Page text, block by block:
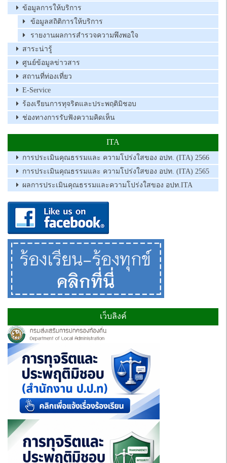
ข้อมูลการให้บริการ
ข้อมูลสถิติการให้บริการ
รายงานผลการสำรวจความพึงพอใจ
สาระน่ารู้
ศูนย์ข้อมูลข่าวสาร
สถานที่ท่องเที่ยว
E-Service
ร้องเรียนการทุจริตและประพฤติมิชอบ
ช่องทางการรับฟังความคิดเห็น
ITA
การประเมินคุณธรรมและ ความโปร่งใสของ อปท. (ITA) 2566
การประเมินคุณธรรมและ ความโปร่งใสของ อปท. (ITA) 2565
ผลการประเมินคุณธรรมและความโปร่งใสของ อปท.ITA
เว็บลิงค์